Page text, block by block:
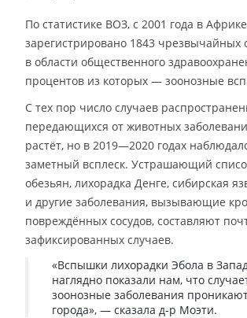
По статистике ВОЗ, с 2001 года в Африке
зарегистрировано 1843 чрезвычайных
в области общественного
процентов из которых — зоонозные
С тех пор число случаев
передающихся от животных
растёт, но в 2019—2020 годах
заметный всплеск. Устрашающий
обезьян, лихорадка Денге, сибирская
и другие заболевания, вызывающие
повреждённых сосудов, составляют
зафиксированных случаев.
«Вспышки лихорадки Эбола в
наглядно показали нам, что
зоонозные заболевания
города», — сказала д-р Моэти.